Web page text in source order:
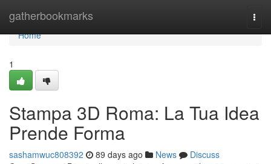
gatherbookmarks
Home
Home
1
Stampa 3D Roma: La Tua Idea
Prende Forma
sashamwuc808392 89 days ago News
Discuss